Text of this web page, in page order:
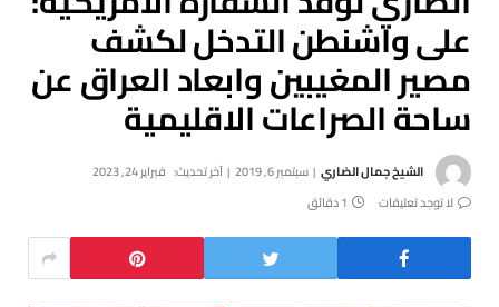
على واشنطن التدخل لكشف
مصير المغيبين وابعاد العراق عن
ساحة الصراعات الاقليمية
الشيخ جمال الضاري سبتمبر 6, 2019 آخر تحديث: فبراير 24, 2023
لا توجد تعليقات
1 دقائق